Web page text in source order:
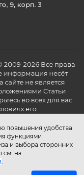
повышения удобства
функциями
и выбора сторонних
см. на
.
9, корп. 3
2009-2026 Все права
информация несёт
не является
Статьи
во всех для вас
его